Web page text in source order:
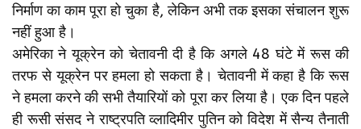
निर्माण का काम पूरा हो चुका है, लेकिन अभी तक इसका संचालन शुरू
नहीं हुआ है।
अमेरिका ने यूक्रेन को चेतावनी दी है कि अगले 48 घंटे में रूस की
तरफ से यूक्रेन पर हमला हो सकता है। चेतावनी में कहा है कि रूस
ने हमला करने की सभी तैयारियों को पूरा कर लिया है। एक दिन पहले
ही रूसी संसद ने राष्ट्रपति व्लादिमीर पुतिन को विदेश में सैन्य तैनाती